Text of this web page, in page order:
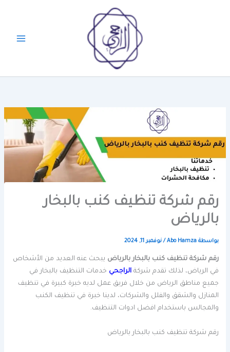
رقم شركة تنظيف كنب بالبخار
بالرياض
بواسطة Abo Hamza
/نوفمبر 11, 2024
رقم شركة تنظيف كنب بالبخار بالرياض يبحث عنه العديد من الأشخاص
في الرياض، لذلك تقدم شركةالراجحي خدمات التنظيف بالبخار في
جميع مناطق الرياض من خلال فريق عمل لديه خبرة كبيرة في تنظيف
المنازل والشقق والفلل والشركات، لدينا خبرة في تنظيف الكنب
والمجالس باستخدام افضل ادوات التنظيف.
رقم شركة تنظيف كنب بالبخار بالرياض